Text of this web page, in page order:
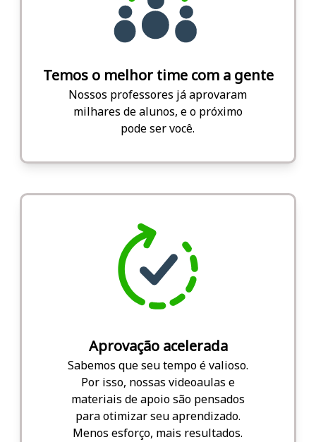
Temos o melhor time com a gente
Nossos professores já aprovaram
milhares de alunos, e o próximo
pode ser você.
Aprovação acelerada
Sabemos que seu tempo é valioso.
Por isso, nossas videoaulas e
materiais de apoio são pensados
para otimizar seu aprendizado.
Menos esforço, mais resultados.